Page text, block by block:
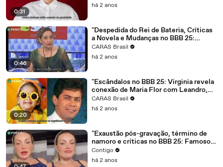
0:31
há 2 anos
0:46
"Despedida do Rei de Bateria, Críticas
a Novela e Mudanças no BBB 25:
Novidades Explosivas!"
CARAS Brasil
há 2 anos
0:20
"Escândalos no BBB 25: Virginia revela
conexão de Maria Flor com Leandro,
Daniele Hypolito na Record e
Gracyanne Barbosa se arrepende do
CARAS Brasil
há 2 anos
"Exaustão pós-gravação, término de
namoro e críticas no BBB 25: Famosos
revelam bastidores e polêmicas do
reality."
Contigo
há 2 anos